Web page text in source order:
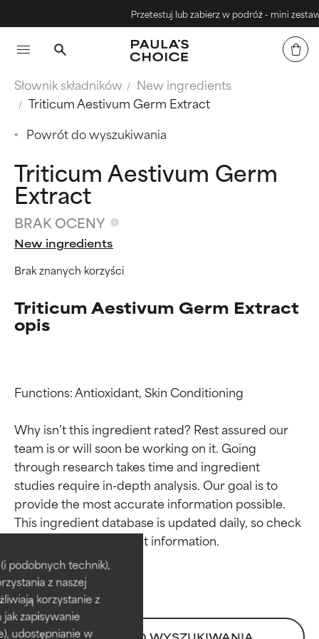
podobnych technik),
z naszej
korzystanie z
zapisywanie
udostępnianie w
Przetestuj lub zabierz w podróż - mini zestawy
Słownik składników
New ingredients
Triticum Aestivum Germ Extract
Powrót do wyszukiwania
Triticum Aestivum Germ
Extract
BRAK OCENY
New ingredients
Brak znanych korzyści
Triticum Aestivum Germ Extract
opis
Functions: Antioxidant, Skin Conditioning
Why isn’t this ingredient rated? Rest assured our
team is or will soon be working on it. Going
through research takes time and ingredient
studies require in-depth analysis. Our goal is to
provide the most accurate information possible.
This ingredient database is updated daily, so check
Oceny składników
BEST
Udowodnione i potwierdzone
przez niezależne badania.
odpowiedni dla większości
Oceny składników
BEST
Udowodnione i potwierdzone
przez niezależne badania.
odpowiedni dla większości